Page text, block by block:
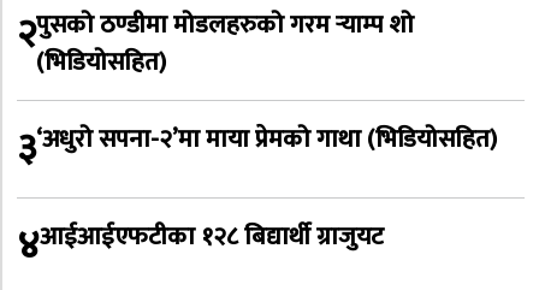
२पुसको ठण्डीमा मोडलहरुको गरम र्‍याम्प शो
(भिडियोसहित)
३‘अधुरो सपना-२’मा माया प्रेमको गाथा (भिडियोसहित)
४आईआईएफटीका १२८ बिद्यार्थी ग्राजुयट